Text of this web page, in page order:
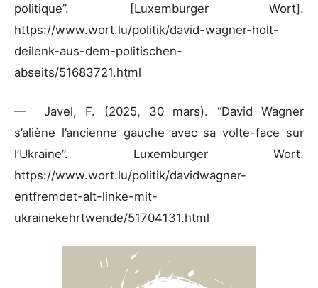
politique”. [Luxemburger Wort].
https://www.wort.lu/politik/david-wagner-holt-
deilenk-aus-dem-politischen-
abseits/51683721.html
— Javel, F. (2025, 30 mars). “David Wagner
s’aliène l’ancienne gauche avec sa volte-face sur
l’Ukraine”. Luxemburger Wort.
https://www.wort.lu/politik/davidwagner-
entfremdet-alt-linke-mit-
ukrainekehrtwende/51704131.html